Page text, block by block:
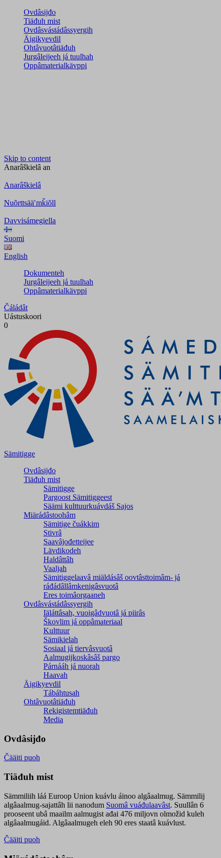
Ovdâsijđo
Tiäđuh mist
Ovdâsvástádâssyergih
Äigikyevdil
Ohtâvuotâtiäđuh
Jurgâleijeeh já tuulhah
Oppâmaterialkävppi
Skip to content
Anarâškielâ an
Anarâškielâ
Nuõrttsääʹmǩiõll
Davvisámegiella
Suomi
English
Dokumenteh
Jurgâleijeeh já tuulhah
Oppâmaterialkävppi
Čáládât
Uástuskoori
0
Sämitigge
Ovdâsijđo
Tiäđuh mist
Sämitigge
Pargoost Sämitiggeest
Säämi kulttuurkuávdáš Sajos
Miärádâstoohâm
Sämitige čuákkim
Stivrâ
Saavâjođetteijee
Lävdikodeh
Haldâttâh
Vaaljah
Sämitiggelaavâ miäldásâš oovtâsttoimâm- já
ráđádâllâmkenigâsvuotâ
Eres toimâorgaaneh
Ovdâsvástádâssyergih
Iäláttâsah, vuoigâdvuotâ já piirâs
Škovlim já oppâmateriaal
Kulttuur
Sämikielah
Sosiaal já tiervâsvuotâ
Aalmugijkoskâsâš pargo
Párnááh já nuorah
Haavah
Äigikyevdil
Tábáhtusah
Ohtâvuotâtiäđuh
Rekigistemtiäđuh
Media
Ovdâsijđo
Čääiti puoh
Tiäđuh mist
Sämmiliih láá Euroop Union kuávlu áinoo algâaalmug. Sämmilij
algâaalmug-sajattâh lii nanodum Suomâ vuáđulaavâst. Suullân 6
prooseent ubâ maailm aalmugist ađai 476 miljovn olmožid kuleh
algâaalmugáid. Algâaalmugeh eleh 90 eres staatâ kuávlust.
Čääiti puoh